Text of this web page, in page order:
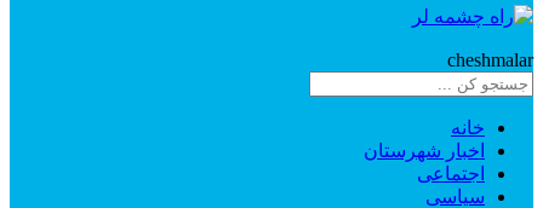
cheshmalar
خانه
اخبار شهرستان
اجتماعی
سیاسی